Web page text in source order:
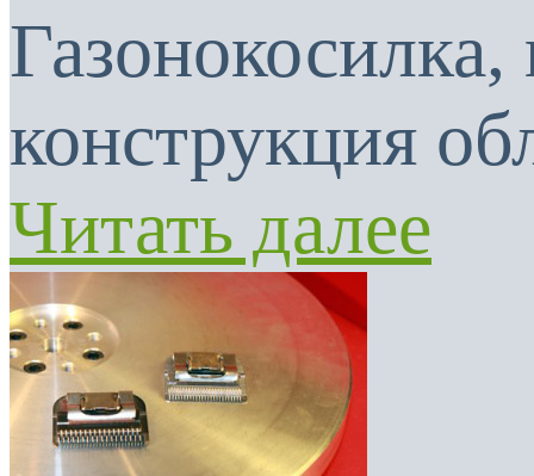
конструкция
Читать далее